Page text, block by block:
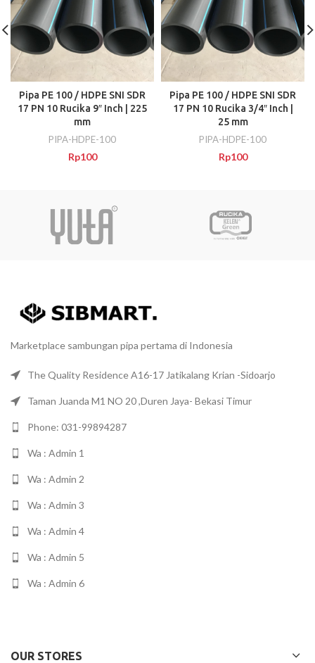
Pipa PE 100 / HDPE SNI SDR
17 PN 10 Rucika 9″ Inch | 225
mm
PIPA-HDPE-100
Rp100
Pipa PE 100 / HDPE SNI SDR
17 PN 10 Rucika 3/4″ Inch |
25 mm
PIPA-HDPE-100
Rp100
Marketplace sambungan pipa pertama di Indonesia
The Quality Residence A16-17 Jatikalang Krian -Sidoarjo
Taman Juanda M1 NO 20 ,Duren Jaya- Bekasi Timur
Phone: 031-99894287
Wa : Admin 1
Wa : Admin 2
Wa : Admin 3
Wa : Admin 4
Wa : Admin 5
Wa : Admin 6
OUR STORES